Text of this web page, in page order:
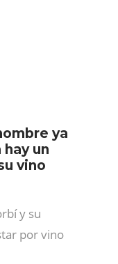
ya
un
vino
y su
por vino